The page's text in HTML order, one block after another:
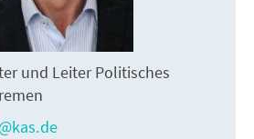
und Leiter Politisches